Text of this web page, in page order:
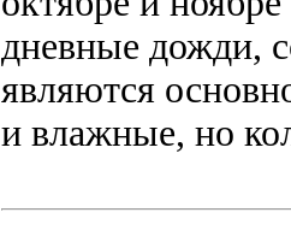
дневные дожди,
являются
и влажные, но